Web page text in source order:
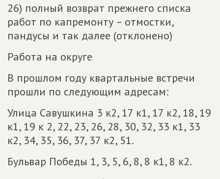
26) полный возврат прежнего списка
работ по капремонту – отмостки,
пандусы и так далее (отклонено)
Работа на округе
В прошлом году квартальные встречи
прошли по следующим адресам:
Улица Савушкина 3 к2, 17 к1, 17 к2, 18, 19
к1, 19 к 2, 22, 23, 26, 28, 30, 32, 33 к1, 33
к2, 34, 35, 36, 37, 37 к2, 51.
Бульвар Победы 1, 3, 5, 6, 8, 8 к1, 8 к2.